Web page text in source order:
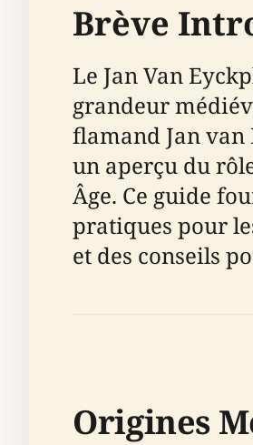
Brève
Le Jan Van
grandeur
flamand Jan van
un aperçu du
Âge. Ce guide
pratiques pour
et des conseils
Origines